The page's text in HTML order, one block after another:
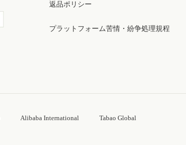
返品ポリシー
プラットフォーム苦情・紛争処理規程
Alibaba International Tabao Global